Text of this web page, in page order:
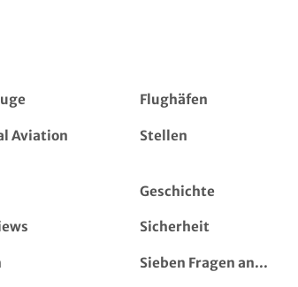
Flughäfen
Aviation Stellen
Geschichte
Sicherheit
Sieben Fragen an...